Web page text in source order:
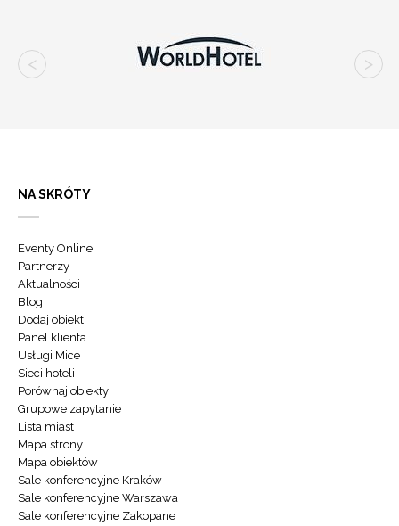
NA SKRÓTY
Eventy Online
Partnerzy
Aktualności
Blog
Dodaj obiekt
Panel klienta
Usługi Mice
Sieci hoteli
Porównaj obiekty
Grupowe zapytanie
Lista miast
Mapa strony
Mapa obiektów
Sale konferencyjne Kraków
Sale konferencyjne Warszawa
Sale konferencyjne Zakopane